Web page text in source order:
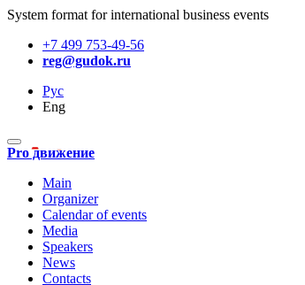
System format for international business events
+7 499 753-49-56
reg@gudok.ru
Рус
Eng
Pro движение
Main
Organizer
Calendar of events
Media
Speakers
News
Contacts